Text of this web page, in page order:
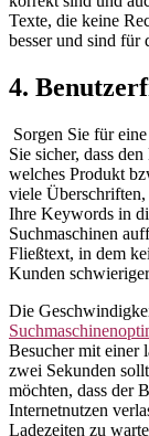
Texte, die keine
besser und sind für
4.
Sorgen Sie für
Sie sicher, dass
welches Produkt
viele Überschriften,
Ihre Keywords in
Suchmaschinen
Fließtext, in dem
Kunden
Die
Besucher mit einer
zwei Sekunden
möchten, dass der
Internetnutzen
Ladezeiten zu